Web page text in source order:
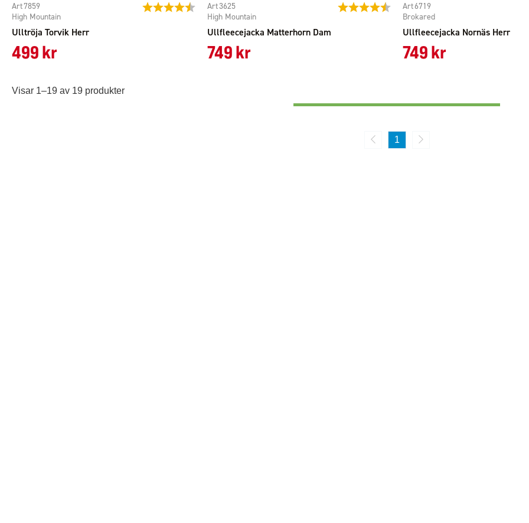
Ulltröja Torvik Herr
High Mountain
7859
499 kr
Betyg: 4.5 utav 5 stjärnor
Ullfleecejacka Matterhorn Dam
High Mountain
3625
749 kr
Betyg: 4.5 utav 5 stjärnor
Ullfleecejacka Nornäs Herr
Brokared
6719
749 kr
Visar 1–19 av 19 produkter
1